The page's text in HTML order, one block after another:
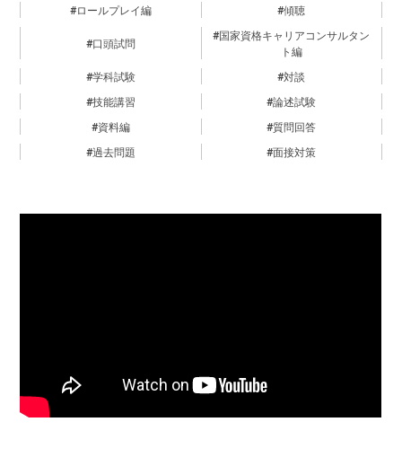
ロールプレイ編 傾聴
口頭試問
国家資格キャリアコンサルタン
ト編
学科試験
対談
技能講習
論述試験
資料編
質問回答
過去問題
面接対策